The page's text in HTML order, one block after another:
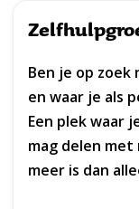
Ben je op zoek
en waar je als
Een plek waar
mag delen
meer is dan